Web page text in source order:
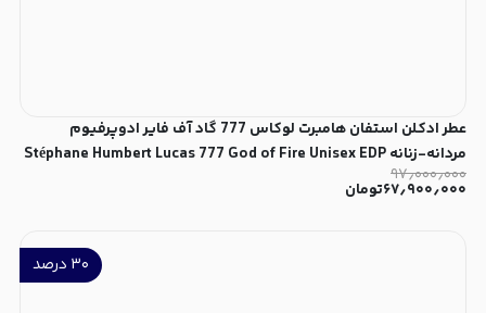
عطر ادکلن استفان هامبرت لوکاس 777 گاد آف فایر ادوپرفیوم
مردانه-زنانه Stéphane Humbert Lucas 777 God of Fire Unisex EDP
۹۷٫۰۰۰٫۰۰۰
۶۷٫۹۰۰٫۰۰۰تومان
۳۰ درصد